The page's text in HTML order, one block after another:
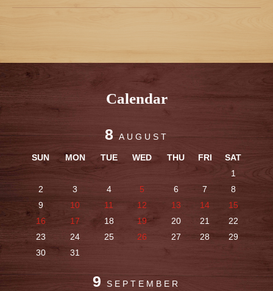
Calendar
8 AUGUST
SUN MON TUE WED THU FRI
SAT
1
2
3 4 5 6 7
8
9
10 11 12 13 14
15
16
17 18 19 20 21
22
23
24 25 26 27 28
29
30
31
9 SEPTEMBER